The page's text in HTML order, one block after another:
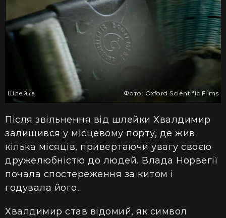
Шлейка Фото: Oxford Scientific Films
Після звільнення від шлейки Хвалдимир
залишився у місцевому порту, де жив
кілька місяців, привертаючи увагу своєю
дружелюбністю до людей. Влада Норвегії
почала спостереження за китом і
годувала його.
Хвалдимир став відомий, як символ